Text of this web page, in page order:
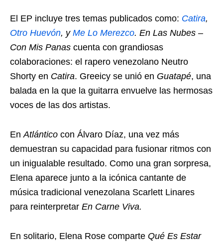
El EP incluye tres temas publicados como: Catira,
Otro Huevón, y Me Lo Merezco. En Las Nubes –
Con Mis Panas cuenta con grandiosas
colaboraciones: el rapero venezolano Neutro
Shorty en Catira. Greeicy se unió en Guatapé, una
balada en la que la guitarra envuelve las hermosas
voces de las dos artistas.
EnAtlántico con Álvaro Díaz, una vez más
demuestran su capacidad para fusionar ritmos con
un inigualable resultado. Como una gran sorpresa,
Elena aparece junto a la icónica cantante de
música tradicional venezolana Scarlett Linares
para reinterpretar En Carne Viva.
En solitario, Elena Rose comparte Qué Es Estar